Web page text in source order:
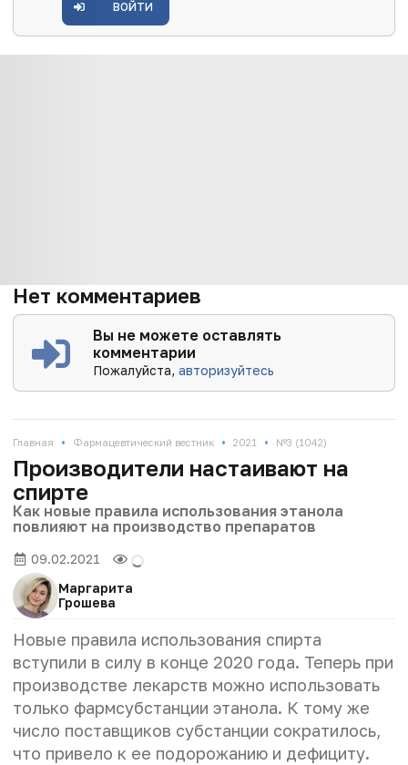
ВОЙТИ
Нет комментариев
Вы не можете оставлять
комментарии
Пожалуйста,авторизуйтесь
Главная • Фармацевтический вестник • 2021 • №3 (1042)
Производители настаивают на
спирте
Как новые правила использования этанола
повлияют на производство препаратов
09.02.2021
Маргарита
Грошева
Новые правила использования спирта
вступили в силу в конце 2020 года. Теперь при
производстве лекарств можно использовать
только фармсубстанции этанола. К тому же
число поставщиков субстанции сократилось,
что привело к ее подорожанию и дефициту.